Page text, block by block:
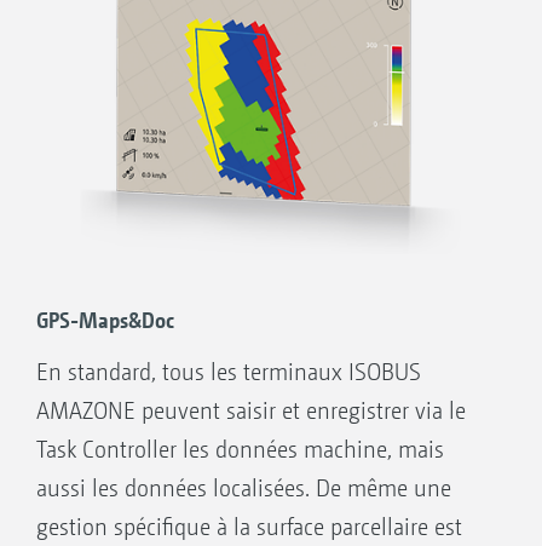
GPS-Maps&Doc
En standard, tous les terminaux ISOBUS
AMAZONE peuvent saisir et enregistrer via le
Task Controller les données machine, mais
aussi les données localisées. De même une
gestion spécifique à la surface parcellaire est